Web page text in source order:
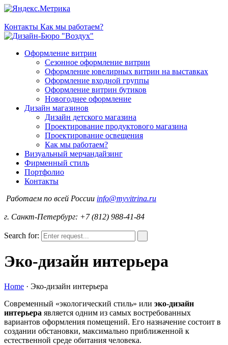
Контакты Как мы работаем?
Оформление витрин
Сезонное оформление витрин
Оформление ювелирных витрин на выставках
Оформление входной группы
Оформление витрин бутиков
Новогоднее оформление
Дизайн магазинов
Дизайн детского магазина
Проектирование продуктового магазина
Проектирование освещения
Как мы работаем?
Визуальный мерчандайзинг
Фирменный стиль
Портфолио
Контакты
Работаем по всей России info@myvitrina.ru
г. Санкт-Петербург: +7 (812) 988-41-84
Search for:
Эко-дизайн интерьера
Home · Эко-дизайн интерьера
Современный «экологический стиль» или эко-дизайн
интерьера является одним из самых востребованных
вариантов оформления помещений. Его назначение состоит в
создании обстановки, максимально приближенной к
естественной среде обитания человека.